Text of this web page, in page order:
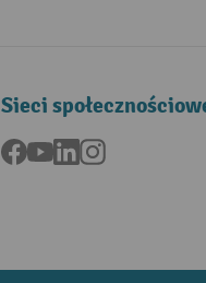
Sieci
Facebook
YouTubeLinkedInInstagram